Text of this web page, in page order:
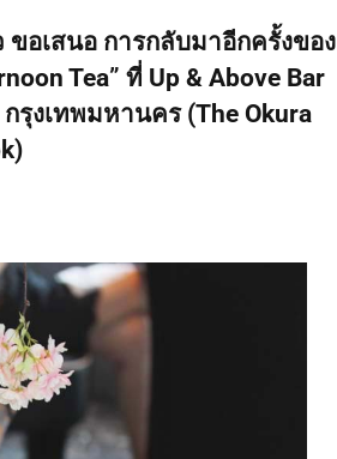
อเสนอ การกลับมาอีกครั้งของ
Tea” ที่ Up & Above Bar
รุงเทพมหานคร (The Okura